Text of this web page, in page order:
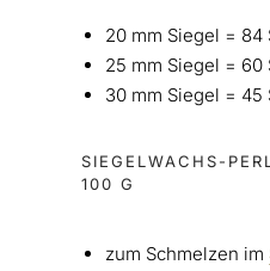
20 mm Siegel = 84
25 mm Siegel = 60
30 mm Siegel = 45
SIEGELWACHS-
100 G
zum Schmelzen im